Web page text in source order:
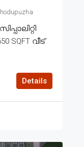
വീട്
Details